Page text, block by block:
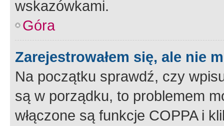
wskazówkami.
Góra
Zarejestrowałem się, ale nie
Na początku sprawdź, czy
są w porządku, to problemem
włączone są funkcje COPPA i